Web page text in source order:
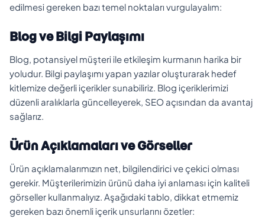
edilmesi gereken bazı temel noktaları vurgulayalım:
Blog ve Bilgi Paylaşımı
Blog, potansiyel müşteri ile etkileşim kurmanın harika bir
yoludur. Bilgi paylaşımı yapan yazılar oluşturarak hedef
kitlemize değerli içerikler sunabiliriz. Blog içeriklerimizi
düzenli aralıklarla güncelleyerek, SEO açısından da avantaj
sağlarız.
Ürün Açıklamaları ve Görseller
Ürün açıklamalarımızın net, bilgilendirici ve çekici olması
gerekir. Müşterilerimizin ürünü daha iyi anlaması için kaliteli
görseller kullanmalıyız. Aşağıdaki tablo, dikkat etmemiz
gereken bazı önemli içerik unsurlarını özetler: